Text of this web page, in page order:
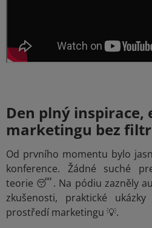
Den plný inspirace,
marketingu bez
Od prvního momentu bylo
konference. Žádné suché
teorie 😴. Na pódiu zazněly
zkušenosti, praktické
prostředí marketingu 💡.